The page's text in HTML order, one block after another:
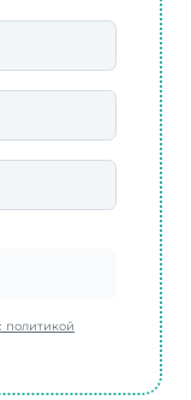
политикой